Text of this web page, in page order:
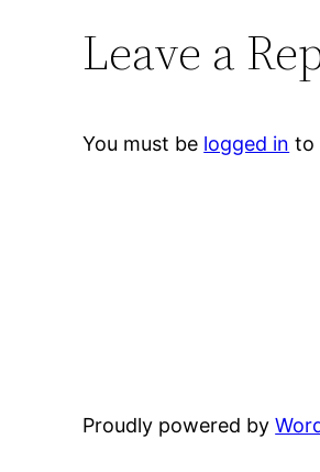
Leave a
You must be logged in to
Proudly powered by